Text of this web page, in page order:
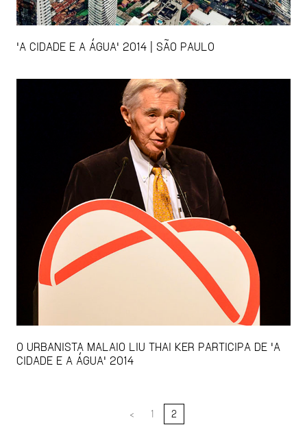
'A CIDADE E A ÁGUA' 2014 | SÃO PAULO
O URBANISTA MALAIO LIU THAI KER PARTICIPA DE 'A
CIDADE E A ÁGUA' 2014
< 1 2